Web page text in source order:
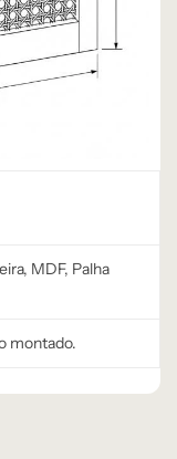
MDF, Palha
montado.